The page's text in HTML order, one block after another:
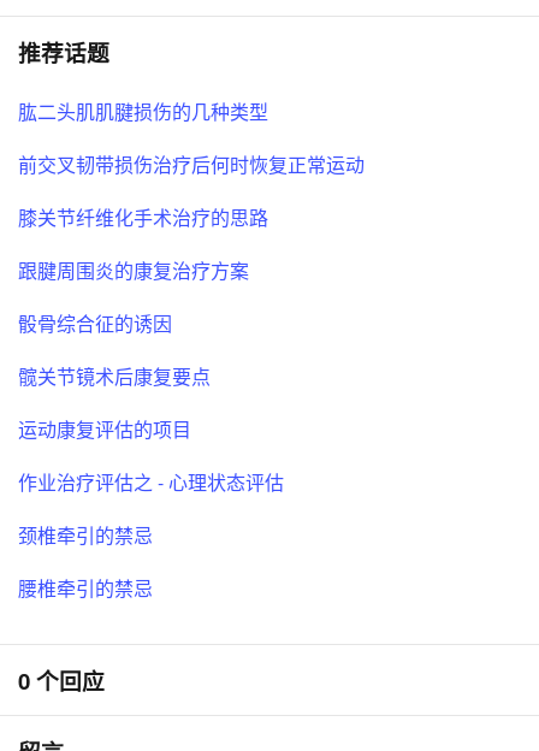
推荐话题
肱二头肌肌腱损伤的几种类型
前交叉韧带损伤治疗后何时恢复正常运动
膝关节纤维化手术治疗的思路
跟腱周围炎的康复治疗方案
骰骨综合征的诱因
髋关节镜术后康复要点
运动康复评估的项目
作业治疗评估之 - 心理状态评估
颈椎牵引的禁忌
腰椎牵引的禁忌
0 个回应